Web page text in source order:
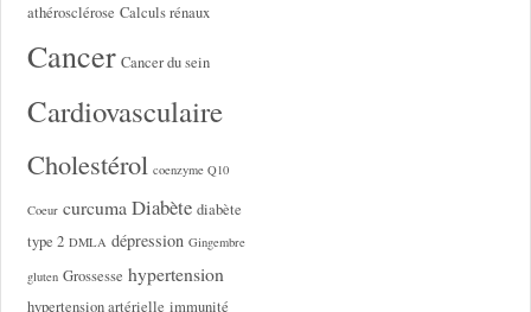
athérosclérose Calculs rénaux
Cancer Cancer du sein
Cardiovasculaire
Cholestérol coenzyme Q10
Coeur curcuma Diabète diabète
type 2 DMLA dépression Gingembre
gluten Grossesse hypertension
hypertension artérielle immunité